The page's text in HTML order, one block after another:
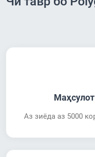
Аз зиёда аз 5000